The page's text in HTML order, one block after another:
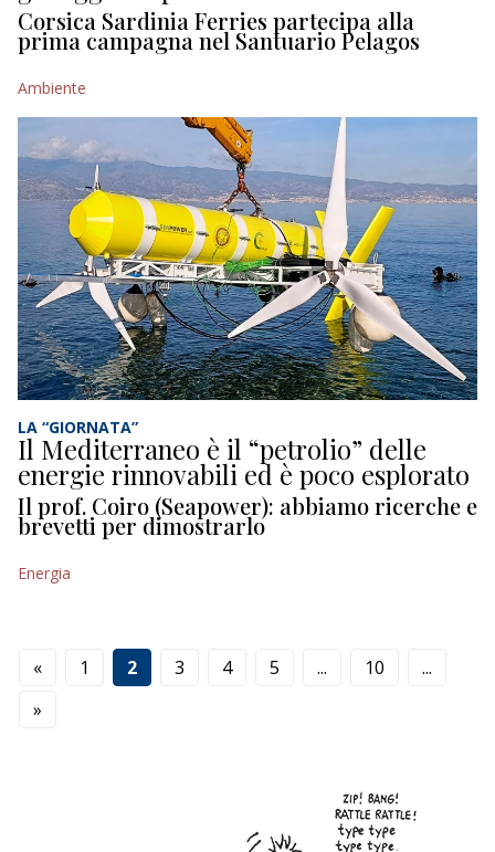
Corsica Sardinia Ferries partecipa alla
prima campagna nel Santuario Pelagos
Ambiente
LA “GIORNATA”
Il Mediterraneo è il “petrolio” delle
energie rinnovabili ed è poco esplorato
Il prof. Coiro (Seapower): abbiamo ricerche e
brevetti per dimostrarlo
Energia
« 1 2 3 4 5 ... 10
...
»